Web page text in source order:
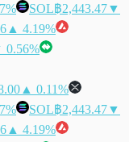
SOL฿2,443.47▼
▲ 4.19%
0.56%
▲ 0.11%
SOL฿2,443.47▼
▲ 4.19%